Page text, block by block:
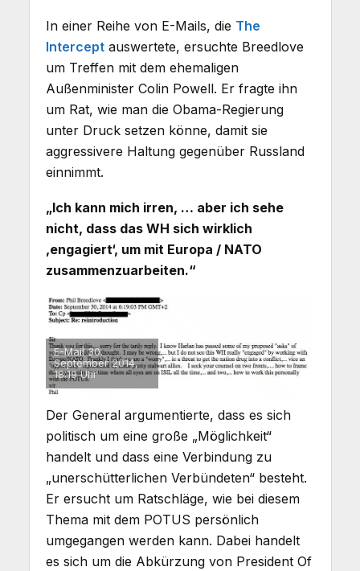
In einer Reihe von E-Mails, die The
Interceptauswertete, ersuchte Breedlove
um Treffen mit dem ehemaligen
Außenminister Colin Powell. Er fragte ihn
um Rat, wie man die Obama-Regierung
unter Druck setzen könne, damit sie
aggressivere Haltung gegenüber Russland
einnimmt.
„Ich kann mich irren, … aber ich sehe
nicht, dass das WH sich wirklich
‚engagiert‘, um mit Europa / NATO
zusammenzuarbeiten.“
E-Mail 30.
September 2014,
18:19 Uhr
Der General argumentierte, dass es sich
politisch um eine große „Möglichkeit“
handelt und dass eine Verbindung zu
„unerschütterlichen Verbündeten“ besteht.
Er ersucht um Ratschläge, wie bei diesem
Thema mit dem POTUS persönlich
umgegangen werden kann. Dabei handelt
es sich um die Abkürzung von President Of